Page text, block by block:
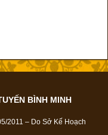
BÌNH MINH
2011 – Do Sở Kế Hoạch